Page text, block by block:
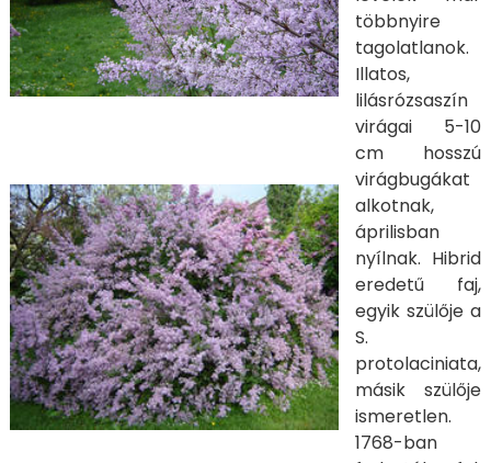
többnyire
tagolatlanok.
Illatos,
lilásrózsaszín
virágai 5-10
cm hosszú
virágbugákat
alkotnak,
áprilisban
nyílnak. Hibrid
eredetű faj,
egyik szülője a
S.
protolaciniata,
másik szülője
ismeretlen.
1768-ban